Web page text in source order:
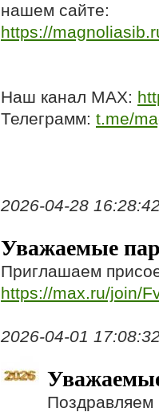
нашем сайте:
https://
Наш канал МАХ:
Телеграмм: t.me/
2026-04-28
Уважаемые
Приглашаем
https://max.ru/join/
2026-04-01